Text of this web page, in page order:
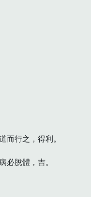
而行之，得利。
必脫體，吉。